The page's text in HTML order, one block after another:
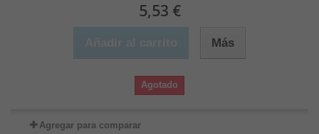
5,53 €
Más
Agotado
Agregar para comparar